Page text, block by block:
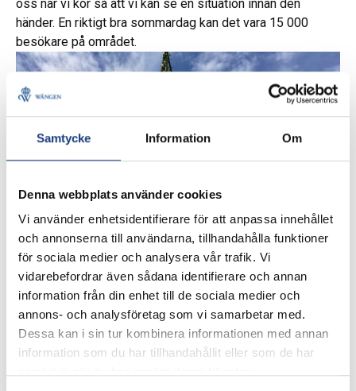
Samtycke Information Om
Denna webbplats använder cookies
Vi använder enhetsidentifierare för att anpassa innehållet
och annonserna till användarna, tillhandahålla funktioner
för sociala medier och analysera vår trafik. Vi
vidarebefordrar även sådana identifierare och annan
information från din enhet till de sociala medier och
annons- och analysföretag som vi samarbetar med.
Dessa kan i sin tur kombinera informationen med annan
information som du har tillhandahållit eller som de har
oss när vi kör så att vi kan se en situation innan den
händer. En riktigt bra sommardag kan det vara 15 000
besökare på området.
Midsommar är en storhelg på Skansen. Foto: Kylliki Hellström
–Hästarna måste vara lugna trygga individer. Det är en
krävande miljö för en häst att jobba på Skansen. Det är
bitvis väldigt mycket folk och mycket liv och rörelse. Vi
försöker att alltid ha hästarna på prov eftersom en del